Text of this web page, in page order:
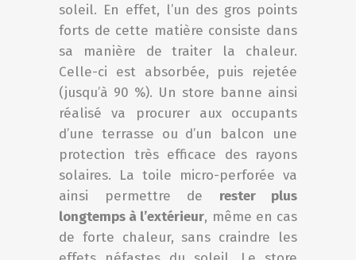
soleil. En effet, l’un des gros points
forts de cette matière consiste dans
sa manière de traiter la chaleur.
Celle-ci est absorbée, puis rejetée
(jusqu’à 90 %). Un store banne ainsi
réalisé va procurer aux occupants
d’une terrasse ou d’un balcon une
protection très efficace des rayons
solaires. La toile micro-perforée va
ainsi permettre de rester plus
longtemps à l’extérieur, même en cas
de forte chaleur, sans craindre les